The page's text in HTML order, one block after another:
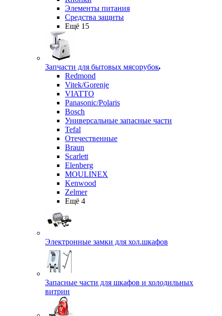
Элементы питания
Средства защиты
Ещё 15
Запчасти для бытовых мясорубок
Redmond
Vitek/Gorenje
VIATTO
Panasonic/Polaris
Bosch
Универсальные запасные части
Tefal
Отечественные
Braun
Scarlett
Elenberg
MOULINEX
Kenwood
Zelmer
Ещё 4
Электронные замки для хол.шкафов
Запасные части для шкафов и холодильных
витрин